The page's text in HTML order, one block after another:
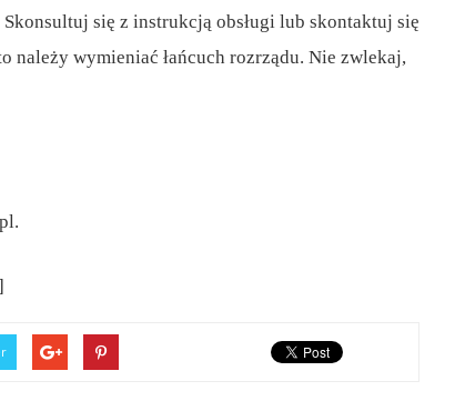
się z instrukcją obsługi lub skontaktuj się
należy wymieniać łańcuch rozrządu. Nie zwlekaj,